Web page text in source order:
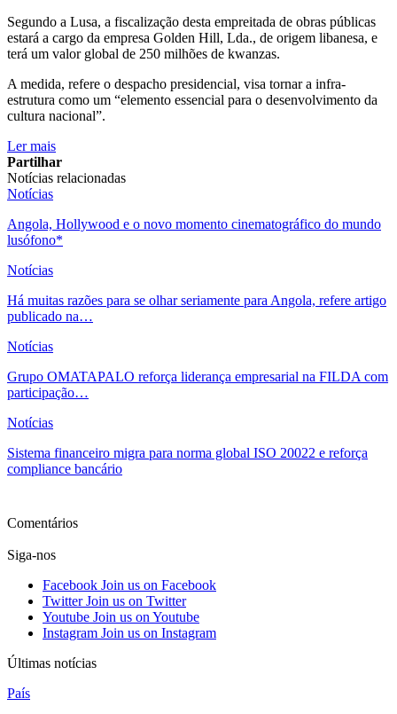
Segundo a Lusa, a fiscalização desta empreitada de obras públicas
estará a cargo da empresa Golden Hill, Lda., de origem libanesa, e
terá um valor global de 250 milhões de kwanzas.
A medida, refere o despacho presidencial, visa tornar a infra-
estrutura como um “elemento essencial para o desenvolvimento da
cultura nacional”.
Ler mais
Partilhar
Notícias relacionadas
Notícias
Angola, Hollywood e o novo momento cinematográfico do mundo
lusófono*
Notícias
Há muitas razões para se olhar seriamente para Angola, refere artigo
publicado na…
Notícias
Grupo OMATAPALO reforça liderança empresarial na FILDA com
participação…
Notícias
Sistema financeiro migra para norma global ISO 20022 e reforça
compliance bancário
Comentários
Siga-nos
Facebook Join us on Facebook
Twitter Join us on Twitter
Youtube Join us on Youtube
Instagram Join us on Instagram
Últimas notícias
País